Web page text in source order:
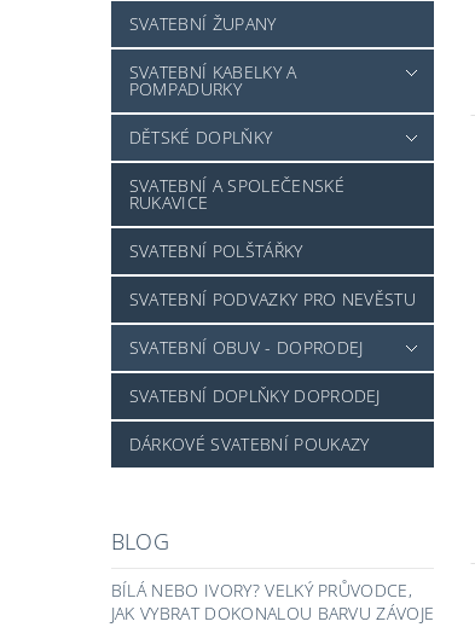
SVATEBNÍ ŽUPANY
SVATEBNÍ KABELKY A
POMPADURKY
DĚTSKÉ DOPLŇKY
SVATEBNÍ A SPOLEČENSKÉ
RUKAVICE
SVATEBNÍ POLŠTÁŘKY
SVATEBNÍ PODVAZKY PRO NEVĚSTU
SVATEBNÍ OBUV - DOPRODEJ
SVATEBNÍ DOPLŇKY DOPRODEJ
DÁRKOVÉ SVATEBNÍ POUKAZY
BLOG
BÍLÁ NEBO IVORY? VELKÝ PRŮVODCE,
JAK VYBRAT DOKONALOU BARVU ZÁVOJE